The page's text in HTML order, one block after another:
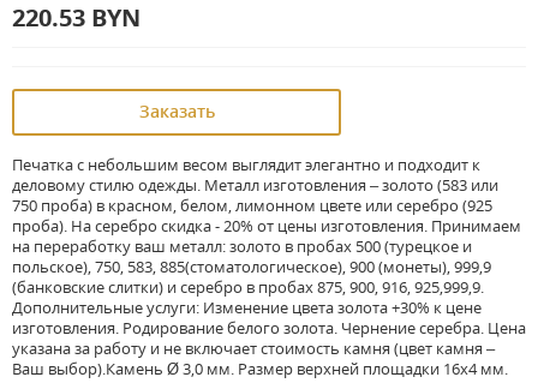
220.53 BYN
Заказать
Печатка с небольшим весом выглядит элегантно и подходит к
деловому стилю одежды. Металл изготовления – золото (583 или
750 проба) в красном, белом, лимонном цвете или серебро (925
проба). На серебро скидка - 20% от цены изготовления. Принимаем
на переработку ваш металл: золото в пробах 500 (турецкое и
польское), 750, 583, 885(стоматологическое), 900 (монеты), 999,9
(банковские слитки) и серебро в пробах 875, 900, 916, 925,999,9.
Дополнительные услуги: Изменение цвета золота +30% к цене
изготовления. Родирование белого золота. Чернение серебра. Цена
указана за работу и не включает стоимость камня (цвет камня –
Ваш выбор).Камень Ø 3,0 мм. Размер верхней площадки 16х4 мм.